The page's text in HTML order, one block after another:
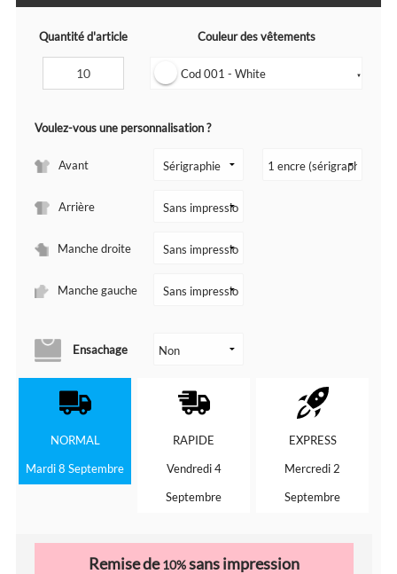
Quantité d'article Couleur des vêtements
Cod 001 - White ▼
Voulez-vous une personnalisation ?
Avant
Arrière
Manche droite
Manche gauche
Ensachage
NORMAL
Mardi 8 Septembre
RAPIDE
Vendredi 4
Septembre
EXPRESS
Mercredi 2
Septembre
Remise de10%sans impression